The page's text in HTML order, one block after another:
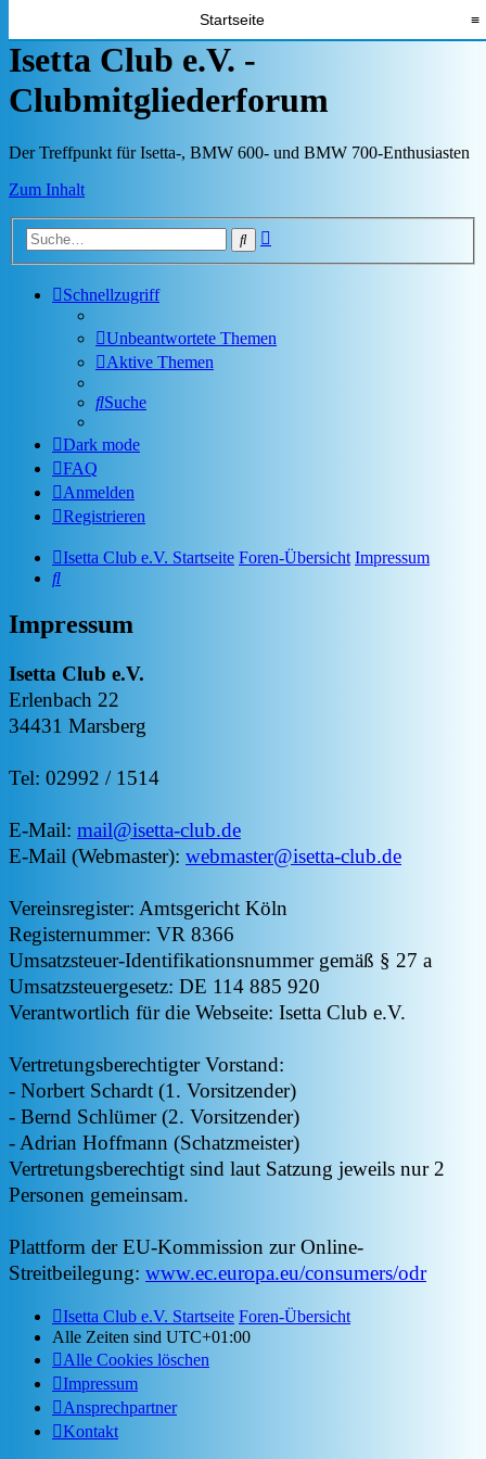
Startseite ≡
Isetta Club e.V. -
Clubmitgliederforum
Der Treffpunkt für Isetta-, BMW 600- und BMW 700-Enthusiasten
Zum Inhalt
Suche
Schnellzugriff
Unbeantwortete Themen
Aktive Themen
Suche
Dark mode
FAQ
Anmelden
Registrieren
Isetta Club e.V. Startseite Foren-Übersicht Impressum
Suche
Impressum
Isetta Club e.V.
Erlenbach 22
34431 Marsberg
Tel: 02992 / 1514
E-Mail: mail@isetta-club.de
E-Mail (Webmaster): webmaster@isetta-club.de
Vereinsregister: Amtsgericht Köln
Registernummer: VR 8366
Umsatzsteuer-Identifikationsnummer gemäß § 27 a
Umsatzsteuergesetz: DE 114 885 920
Verantwortlich für die Webseite: Isetta Club e.V.
Vertretungsberechtigter Vorstand:
- Norbert Schardt (1. Vorsitzender)
- Bernd Schlümer (2. Vorsitzender)
- Adrian Hoffmann (Schatzmeister)
Vertretungsberechtigt sind laut Satzung jeweils nur 2
Personen gemeinsam.
Plattform der EU-Kommission zur Online-
Streitbeilegung: www.ec.europa.eu/consumers/odr
Isetta Club e.V. Startseite Foren-Übersicht
Alle Zeiten sind UTC+01:00
Alle Cookies löschen
Impressum
Ansprechpartner
Kontakt